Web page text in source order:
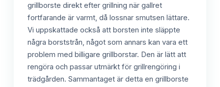
grillborste direkt efter grillning när gallret
fortfarande är varmt, då lossnar smutsen lättare.
Vi uppskattade också att borsten inte släppte
några borststrån, något som annars kan vara ett
problem med billigare grillborstar. Den är lätt att
rengöra och passar utmärkt för grillrengöring i
trädgården. Sammantaget är detta en grillborste